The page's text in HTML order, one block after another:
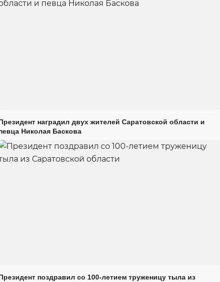
наградил двух жителей Саратовской области и
Николая Баскова
поздравил со 100-летием труженицу тыла из